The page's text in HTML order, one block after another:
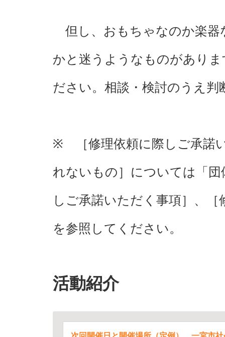
但し、おもちゃなのか楽器
かと迷うようなものがあり
ださい。相談・検討のうえ判
※ ［修理依頼に際しご承諾
れないもの］については「
しご承諾いただく事項］、
を参照してください。
活動紹介